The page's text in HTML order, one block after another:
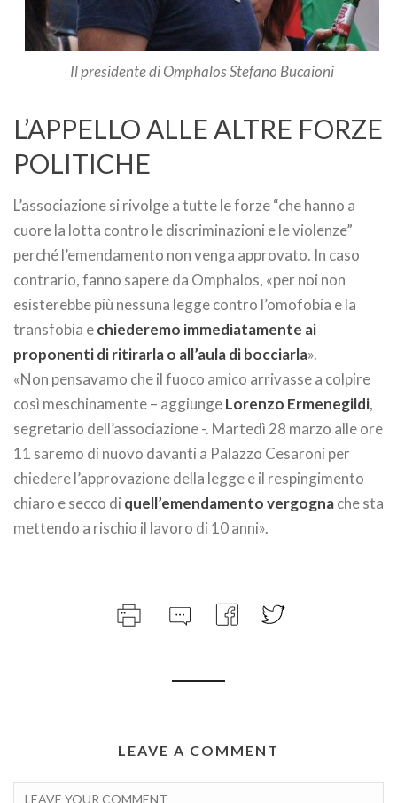
Il presidente di Omphalos Stefano Bucaioni
L’APPELLO ALLE ALTRE FORZE
POLITICHE
L’associazione si rivolge a tutte le forze “che hanno a
cuore la lotta contro le discriminazioni e le violenze”
perché l’emendamento non venga approvato. In caso
contrario, fanno sapere da Omphalos, «per noi non
esisterebbe più nessuna legge contro l’omofobia e la
transfobia echiederemo immediatamente ai
proponenti di ritirarla o all’aula di bocciarla».
«Non pensavamo che il fuoco amico arrivasse a colpire
così meschinamente – aggiungeLorenzo Ermenegildi,
segretario dell’associazione -. Martedì 28 marzo alle ore
11 saremo di nuovo davanti a Palazzo Cesaroni per
chiedere l’approvazione della legge e il respingimento
chiaro e secco di quell’emendamento vergognache sta
mettendo a rischio il lavoro di 10 anni».
LEAVE A COMMENT